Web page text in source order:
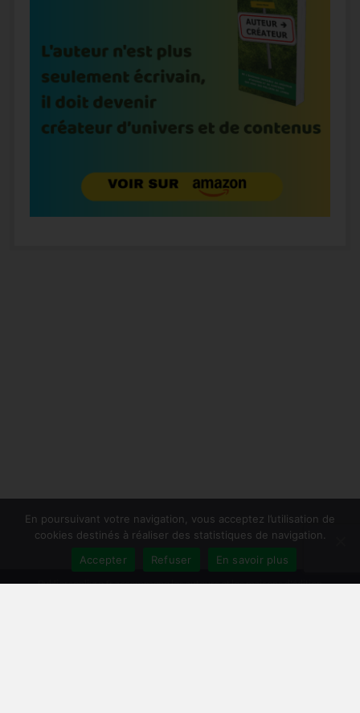
Publiersonlivre.fr accompagne les auteurs et les maisons d'édition
En poursuivant votre navigation, vous acceptez l’utilisation de
cookies destinés à réaliser des statistiques de navigation.
Accepter
Refuser En savoir plus